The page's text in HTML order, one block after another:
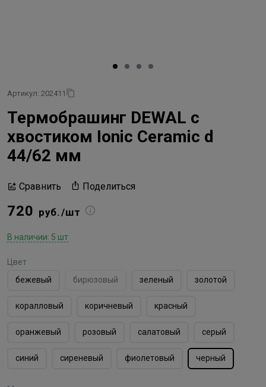
Артикул: 202411
Термобрашинг DEWAL с
хвостиком Ionic Ceramic d
44/62 мм
Сравнить Поделиться
720 руб./шт
В наличии: 5 шт
Цвет
бежевый
бирюзовый зеленый золотой
коралловый коричневый красный
оранжевый розовый салатовый серый
синий сиреневый фиолетовый черный